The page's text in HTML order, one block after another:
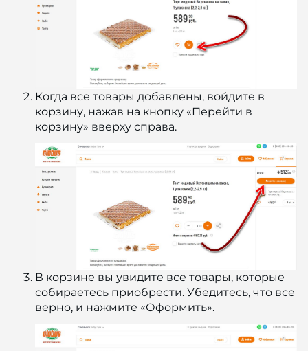
Когда все товары добавлены, войдите в
корзину, нажав на кнопку «Перейти в
корзину» вверху справа.
В корзине вы увидите все товары, которые
собираетесь приобрести. Убедитесь, что все
верно, и нажмите «Оформить».